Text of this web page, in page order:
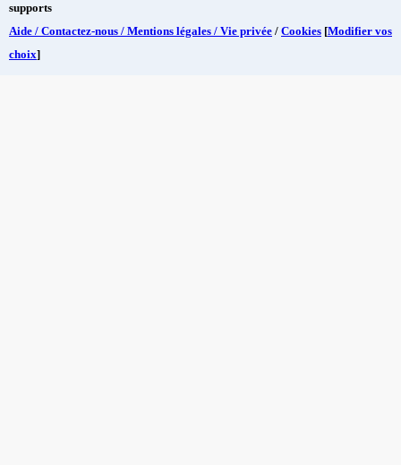
supports
Aide / Contactez-nous / Mentions légales / Vie privée / Cookies [Modifier vos
choix]